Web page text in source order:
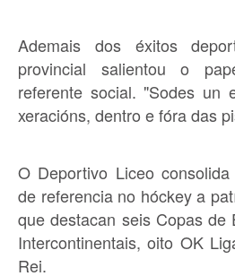
Ademais dos éxitos
provincial salientou o
referente social. "Sodes un
xeracións, dentro e fóra das
O Deportivo Liceo
de referencia no hóckey a
que destacan seis Copas de
Intercontinentais, oito OK
Rei.